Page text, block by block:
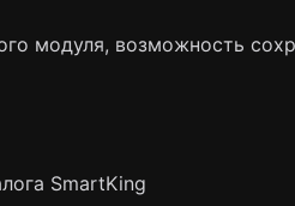
модуля, возможность
SmartKing